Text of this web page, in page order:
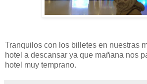
Tranquilos con los billetes en nuestras
hotel a descansar ya que mañana nos
hotel muy temprano.